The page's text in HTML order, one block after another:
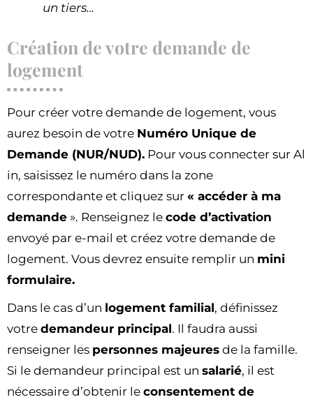
un tiers…
Création de votre demande de
logement
Pour créer votre demande de logement, vous
aurez besoin de votre Numéro Unique de
Demande (NUR/NUD). Pour vous connecter sur Al
in, saisissez le numéro dans la zone
correspondante et cliquez sur « accéder à ma
demande ». Renseignez le code d’activation
envoyé par e-mail et créez votre demande de
logement. Vous devrez ensuite remplir un mini
formulaire.
Dans le cas d’un logement familial, définissez
votre demandeur principal. Il faudra aussi
renseigner les personnes majeures de la famille.
Si le demandeur principal est un salarié, il est
nécessaire d’obtenir le consentement de